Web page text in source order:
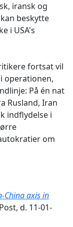
iransk og
beskytte
i USA's
fortsat vil
operationen,
På én nat
Rusland, Iran
indflydelse i
om
China axis in
d. 11-01-